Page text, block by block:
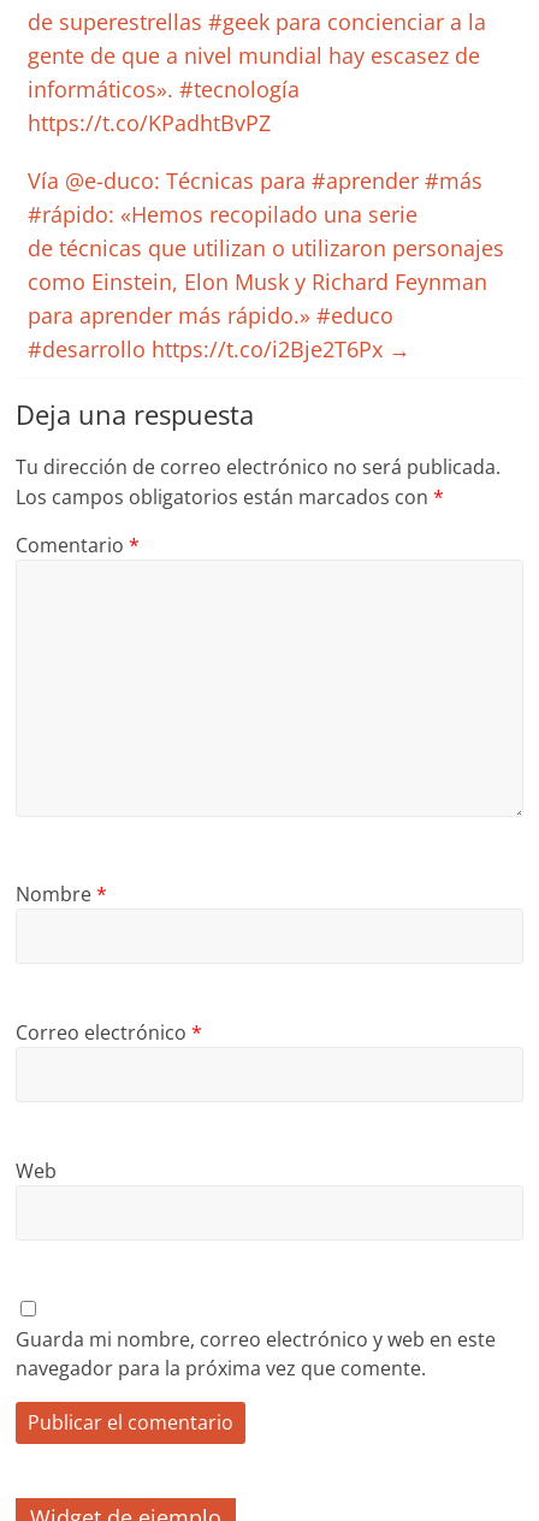
de superestrellas #geek para concienciar a la
gente de que a nivel mundial hay escasez de
informáticos». #tecnología
https://t.co/KPadhtBvPZ
Vía @e-duco: Técnicas para #aprender #más
#rápido: «Hemos recopilado una serie
de técnicas que utilizan o utilizaron personajes
como Einstein, Elon Musk y Richard Feynman
para aprender más rápido.» #educo
#desarrollo https://t.co/i2Bje2T6Px →
Deja una respuesta
Tu dirección de correo electrónico no será publicada.
Los campos obligatorios están marcados con*
Comentario*
Nombre*
Correo electrónico*
Web
Guarda mi nombre, correo electrónico y web en este
navegador para la próxima vez que comente.